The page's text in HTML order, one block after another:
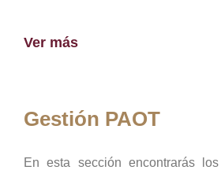
Ver más
Gestión PAOT
En esta sección encontrarás